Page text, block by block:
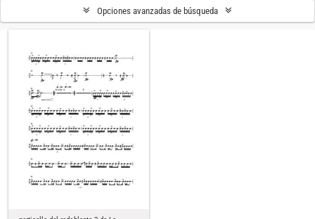
Opciones avanzadas de búsqueda